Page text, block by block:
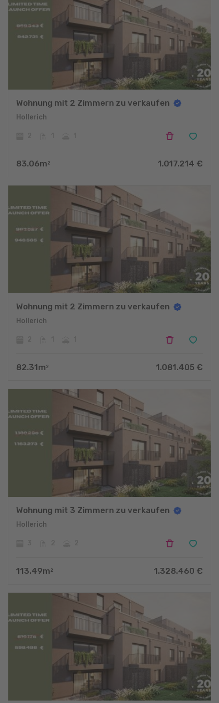
Wohnung mit 2 Zimmern zu verkaufen
Hollerich
83.06m 2 1.017.214 €
Wohnung mit 2 Zimmern zu verkaufen
Hollerich
82.31m 2 1.081.405 €
Wohnung mit 3 Zimmern zu verkaufen
Hollerich
113.49m 2 1.328.460 €